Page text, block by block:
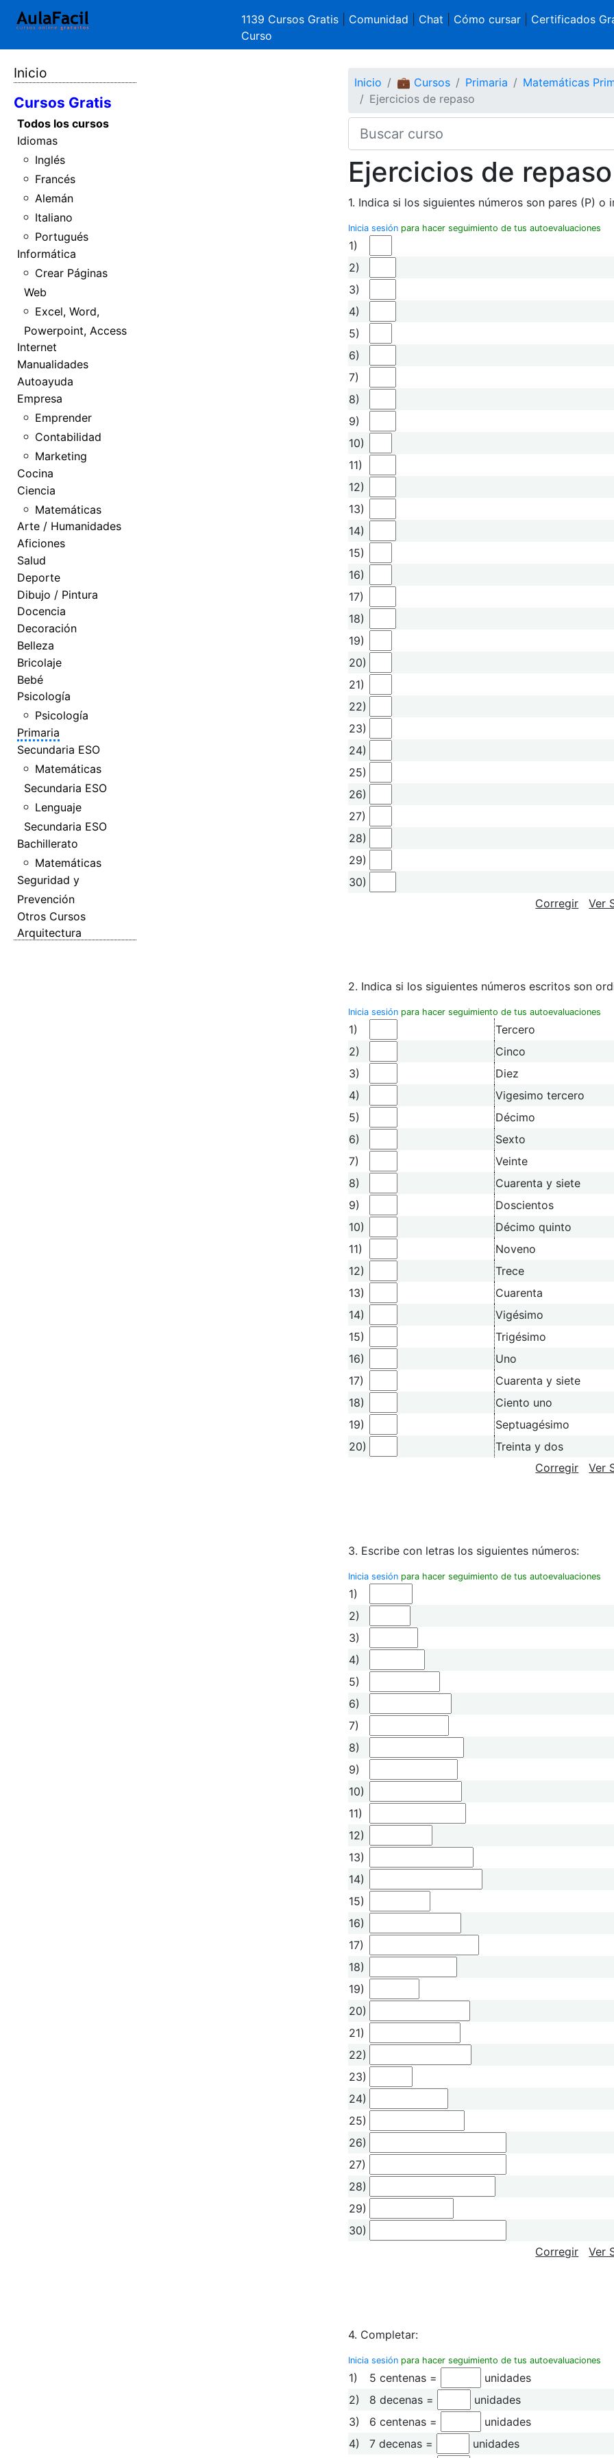
1139 Cursos Gratis Comunidad Chat Cómo cursar| Certificados
Curso
Inicio
Cursos Gratis
Todos los cursos
Idiomas
Inglés
Francés
Alemán
Italiano
Portugués
Informática
Crear Páginas
Web
Excel, Word,
Powerpoint, Access
Internet
Manualidades
Autoayuda
Empresa
Emprender
Contabilidad
Marketing
Cocina
Ciencia
Matemáticas
Arte / Humanidades
Aficiones
Salud
Deporte
Dibujo / Pintura
Docencia
Decoración
Belleza
Bricolaje
Bebé
Psicología
Psicología
Primaria
Secundaria ESO
Matemáticas
Secundaria ESO
Lenguaje
Secundaria ESO
Bachillerato
Matemáticas
Seguridad y
Prevención
Otros Cursos
Arquitectura
Inicio 💼 Cursos Primaria Matemáticas
Ejercicios de repaso
Ejercicios de repaso
1. Indica si los siguientes números son pares (P) o
Inicia sesiónpara hacer seguimiento de tus autoevaluaciones
1)
2)
3)
4)
5)
6)
7)
8)
9)
10)
11)
12)
13)
14)
15)
16)
17)
18)
19)
20)
21)
22)
23)
24)
25)
26)
27)
28)
29)
30)
Corregir
Ver
2. Indica si los siguientes números escritos son
Inicia sesiónpara hacer seguimiento de tus autoevaluaciones
1)
Tercero
2)
Cinco
3)
Diez
4)
Vigesimo tercero
5)
Décimo
6)
Sexto
7)
Veinte
8)
Cuarenta y siete
9)
Doscientos
10)
Décimo quinto
11)
Noveno
12)
Trece
13)
Cuarenta
14)
Vigésimo
15)
Trigésimo
16)
Uno
17)
Cuarenta y siete
18)
Ciento uno
19)
Septuagésimo
20)
Treinta y dos
Corregir
Ver
3. Escribe con letras los siguientes números:
Inicia sesiónpara hacer seguimiento de tus autoevaluaciones
1)
2)
3)
4)
5)
6)
7)
8)
9)
10)
11)
12)
13)
14)
15)
16)
17)
18)
19)
20)
21)
22)
23)
24)
25)
26)
27)
28)
29)
30)
Corregir
Ver
4. Completar:
Inicia sesiónpara hacer seguimiento de tus autoevaluaciones
1) 5 centenas =
unidades
2)
8 decenas =
unidades
3)
6 centenas =
unidades
4)
7 decenas = unidades